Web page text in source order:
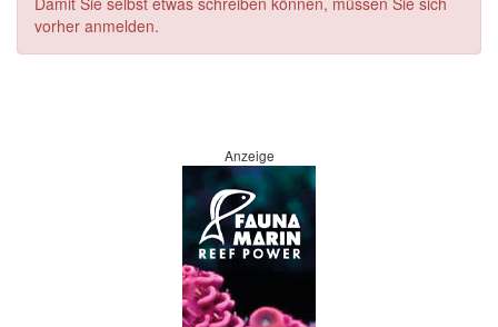
vorher anmelden.
Anzeige